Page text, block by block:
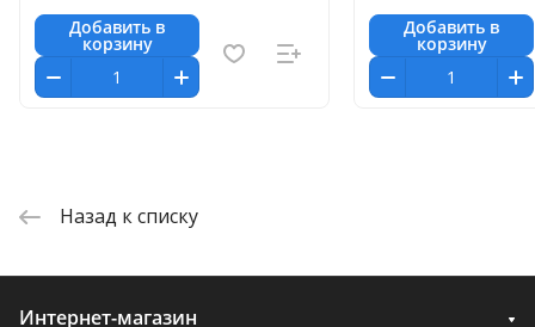
Добавить в
корзину
Добавить в
корзину
Назад к списку
Интернет-магазин